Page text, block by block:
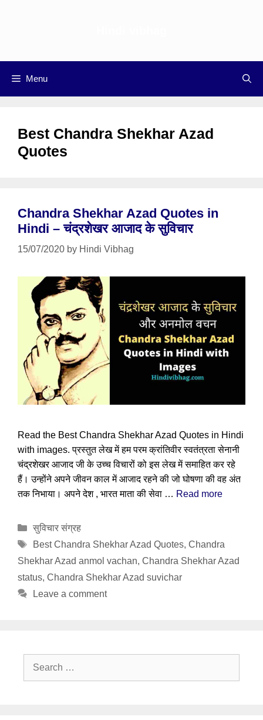
Menu
Best Chandra Shekhar Azad
Quotes
Chandra Shekhar Azad Quotes in
Hindi – चंद्रशेखर आजाद के सुविचार
15/07/2020 by Hindi Vibhag
Read the Best Chandra Shekhar Azad Quotes in Hindi
with images. प्रस्तुत लेख में हम परम क्रांतिवीर स्वतंत्रता सेनानी
चंद्रशेखर आजाद जी के उच्च विचारों को इस लेख में समाहित कर रहे
हैं। उन्होंने अपने जीवन काल में आजाद रहने की जो घोषणा की वह अंत
तक निभाया। अपने देश , भारत माता की सेवा … Read more
Categories
सुविचार संग्रह
Tags
Best Chandra Shekhar Azad Quotes, Chandra
Shekhar Azad anmol vachan, Chandra Shekhar Azad
status, Chandra Shekhar Azad suvichar
Leave a comment
Search